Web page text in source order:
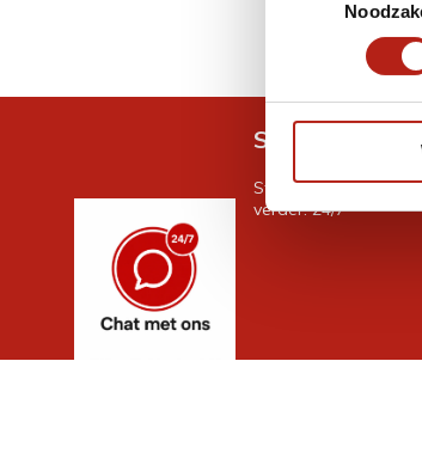
GRATIS
Snel antwoord
Stel je vraag in de
verder. 24/7